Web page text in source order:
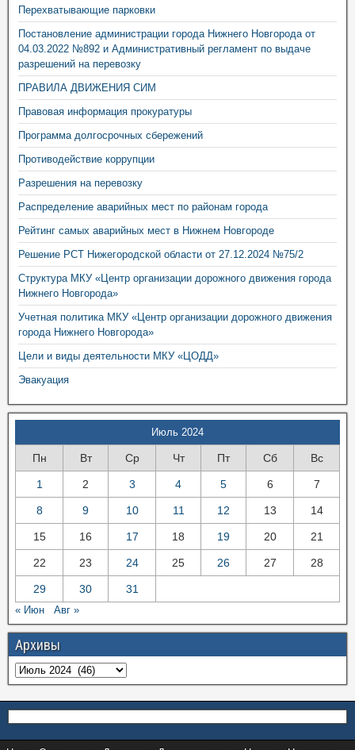
Перехватывающие парковки
Постановление администрации города Нижнего Новгорода от
04.03.2022 №892 и Административный регламент по выдаче
разрешений на перевозку
ПРАВИЛА ДВИЖЕНИЯ СИМ
Правовая информация прокуратуры
Программа долгосрочных сбережений
Противодействие коррупции
Разрешения на перевозку
Распределение аварийных мест по районам города
Рейтинг самых аварийных мест в Нижнем Новгороде
Решение РСТ Нижегородской области от 27.12.2024 №75/2
Структура МКУ «Центр организации дорожного движения города
Нижнего Новгорода»
Учетная политика МКУ «Центр организации дорожного движения
города Нижнего Новгорода»
Цели и виды деятельности МКУ «ЦОДД»
Эвакуация
Июль 2024
Пн Вт Ср Чт Пт Сб Вс
1 2 3 4 5 6 7
8 9 10 11 12 13 14
15 16 17 18 19 20 21
22 23 24 25 26 27 28
29 30 31
« Июн Авг »
Архивы